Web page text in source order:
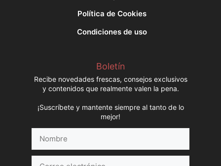
Política de Cookies
Condiciones de uso
Boletín
Recibe novedades frescas, consejos exclusivos
y contenidos que realmente valen la pena.
¡Suscríbete y mantente siempre al tanto de lo
mejor!